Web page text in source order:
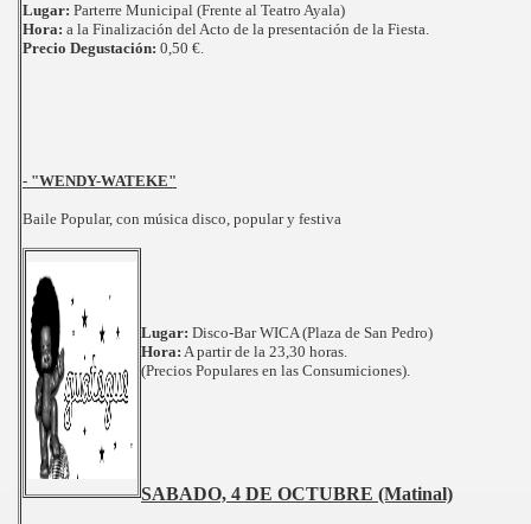
Lugar: Parterre Municipal (Frente al Teatro Ayala)
Hora: a la Finalización del Acto de la presentación de la Fiesta.
Precio Degustación: 0,50 €.
- "WENDY-WATEKE"
Baile Popular, con música disco, popular y festiva
Lugar: Disco-Bar WICA (Plaza de San Pedro)
Hora: A partir de la 23,30 horas.
(Precios Populares en las Consumiciones).
SABADO, 4 DE OCTUBRE (Matinal)